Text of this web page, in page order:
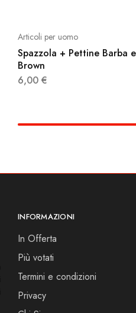
Articoli per uomo
Spazzola + Pettine Barba
Brown
6,00 €
INFORMAZIONI
In Offerta
Più votati
Termini e condizioni
Privacy